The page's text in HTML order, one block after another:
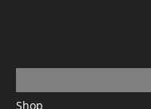
Shop